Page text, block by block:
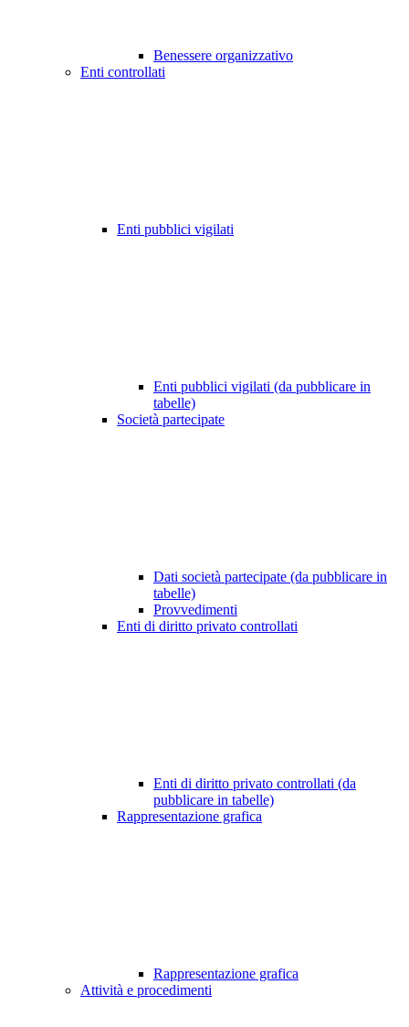
Benessere organizzativo
Enti controllati
Enti pubblici vigilati
Enti pubblici vigilati (da pubblicare in
tabelle)
Società partecipate
Dati società partecipate (da pubblicare in
tabelle)
Provvedimenti
Enti di diritto privato controllati
Enti di diritto privato controllati (da
pubblicare in tabelle)
Rappresentazione grafica
Rappresentazione grafica
Attività e procedimenti